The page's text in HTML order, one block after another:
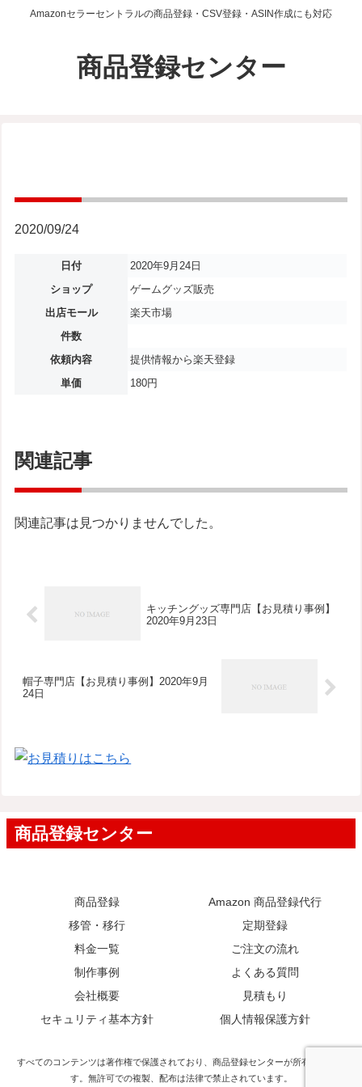
Amazonセラーセントラルの商品登録・CSV登録・ASIN作成にも対応
商品登録センター
2020/09/24
日付
2020年9月24日
ショップ
ゲームグッズ販売
出店モール
楽天市場
件数
依頼内容
提供情報から楽天登録
単価
180円
関連記事
関連記事は見つかりませんでした。
キッチングッズ専門店【お見積り事例】
2020年9月23日
帽子専門店【お見積り事例】2020年9月
24日
商品登録
Amazon 商品登録代行
移管・移行
定期登録
料金一覧
ご注文の流れ
制作事例
よくある質問
会社概要
見積もり
セキュリティ基本方針
個人情報保護方針
すべてのコンテンツは著作権で保護されており、商品登録センターが所有していま
す。無許可での複製、配布は法律で禁止されています。